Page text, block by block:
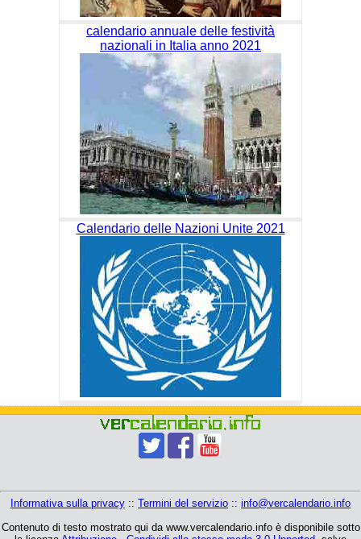
calendario annuale delle festività
nazionali in Italia anno 2021
Calendario delle Nazioni Unite 2021
Informativa sulla privacy :: Termini del servizio :: info@vercalendario.info
Contenuto di testo mostrato qui da www.vercalendario.info è disponibile sotto